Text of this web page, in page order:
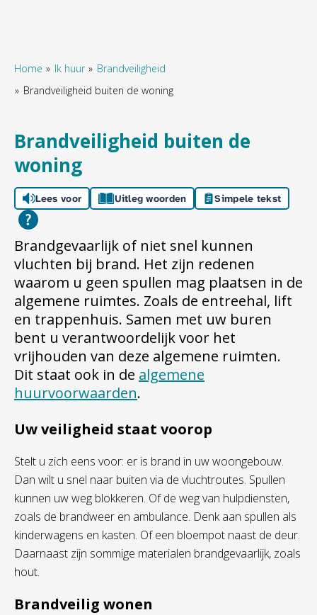
Home Ik huur
Brandveiligheid
Brandveiligheid buiten de woning
Brandveiligheid buiten de
woning
Lees voor Uitleg woorden Simpele tekst
Brandgevaarlijk of niet snel kunnen
vluchten bij brand. Het zijn redenen
waarom u geen spullen mag plaatsen in de
algemene ruimtes. Zoals de entreehal, lift
en trappenhuis. Samen met uw buren
bent u verantwoordelijk voor het
vrijhouden van deze algemene ruimten.
Dit staat ook in de algemene
huurvoorwaarden.
Uw veiligheid staat voorop
Stelt u zich eens voor: er is brand in uw woongebouw.
Dan wilt u snel naar buiten via de vluchtroutes. Spullen
kunnen uw weg blokkeren. Of de weg van hulpdiensten,
zoals de brandweer en ambulance. Denk aan spullen als
kinderwagens en kasten. Of een bloempot naast de deur.
Daarnaast zijn sommige materialen brandgevaarlijk, zoals
hout.
Brandveilig wonen